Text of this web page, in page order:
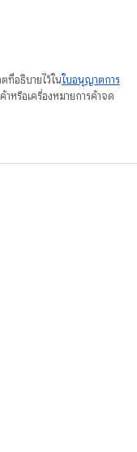
ที่อธิบายไว้ในใบอนุญาตการ
หรือเครื่องหมายการค้าจด